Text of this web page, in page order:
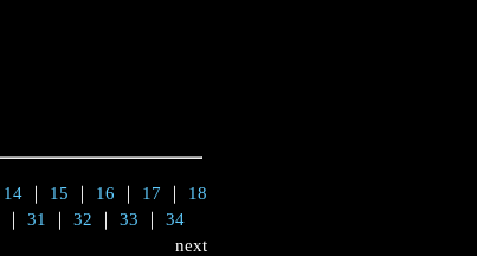
14 15 16 17
18
31 32 33
34
next